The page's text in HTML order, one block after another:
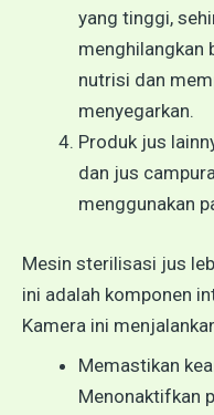
yang tinggi,
menghilangkan
nutrisi dan
menyegarkan.
Produk jus
dan jus
menggunakan
Mesin sterilisasi jus
ini adalah komponen
Kamera ini
Memastikan
Menonaktifkan